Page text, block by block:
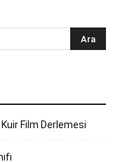
Film Derlemesi